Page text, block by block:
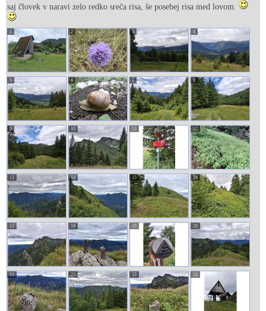
saj človek v naravi zelo redko sreča risa, še posebej risa med lovom.
1 2 3 4
5 6 7 8
9 10 11 12
13 14 15 16
17 18 19 20
21 22 23 24